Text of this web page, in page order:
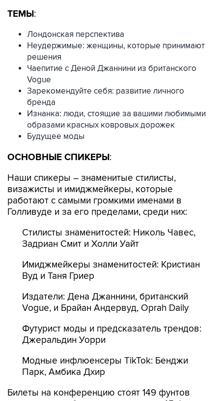
ТЕМЫ:
Лондонская перспектива
Неудержимые: женщины, которые принимают
решения
Чаепитие с Деной Джаннини из британского
Vogue
Зарекомендуйте себя: развитие личного
бренда
Изнанка: люди, стоящие за вашими любимыми
образами красных ковровых дорожек
Будущее моды
ОСНОВНЫЕ СПИКЕРЫ:
Наши спикеры – знаменитые стилисты,
визажисты и имиджмейкеры, которые
работают с самыми громкими именами в
Голливуде и за его пределами, среди них:
Стилисты знаменитостей: Николь Чавес,
Задриан Смит и Холли Уайт
Имиджмейкеры знаменитостей: Кристиан
Вуд и Таня Гриер
Издатели: Дена Джаннини, британский
Vogue, и Брайан Андервуд, Oprah Daily
Футурист моды и предсказатель трендов:
Джеральдин Уорри
Модные инфлюенсеры TikTok: Бенджи
Парк, Амбика Дхир
Билеты на конференцию стоят 149 фунтов